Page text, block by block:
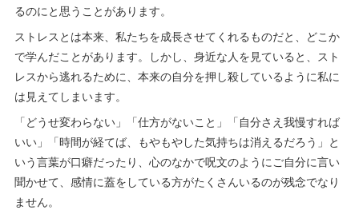
るのにと思うことがあります。
ストレスとは本来、私たちを成長させてくれるものだと、どこか
で学んだことがあります。しかし、身近な人を見ていると、スト
レスから逃れるために、本来の自分を押し殺しているように私に
は見えてしまいます。
「どうせ変わらない」「仕方がないこと」「自分さえ我慢すれば
いい」「時間が経てば、もやもやした気持ちは消えるだろう」と
いう言葉が口癖だったり、心のなかで呪文のようにご自分に言い
聞かせて、感情に蓋をしている方がたくさんいるのが残念でなり
ません。